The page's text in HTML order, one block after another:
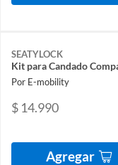
SEATYLOCK
Kit para Candado
Por E-mobility
$ 14.990
Agregar